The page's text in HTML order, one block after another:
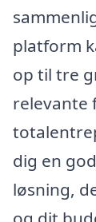
platform
op til tre
relevante
dig en
løsning,